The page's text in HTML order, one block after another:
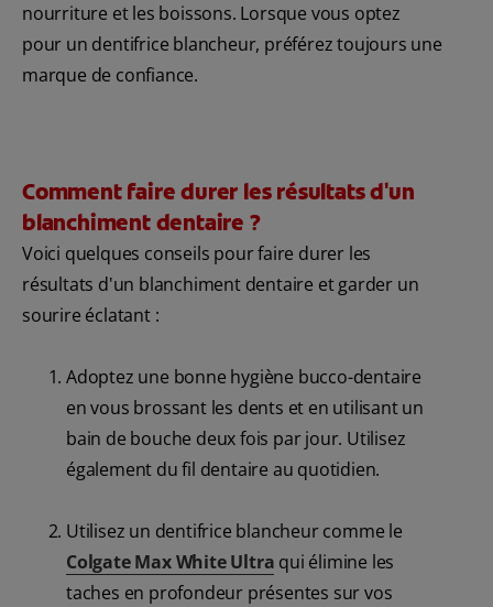
nourriture et les boissons. Lorsque vous optez
pour un dentifrice blancheur, préférez toujours une
marque de confiance.
Comment faire durer les résultats d'un
blanchiment dentaire ?
Voici quelques conseils pour faire durer les
résultats d'un blanchiment dentaire et garder un
sourire éclatant :
Adoptez une bonne hygiène bucco-dentaire
en vous brossant les dents et en utilisant un
bain de bouche deux fois par jour. Utilisez
également du fil dentaire au quotidien.
Utilisez un dentifrice blancheur comme le
Colgate Max White Ultra qui élimine les
taches en profondeur présentes sur vos